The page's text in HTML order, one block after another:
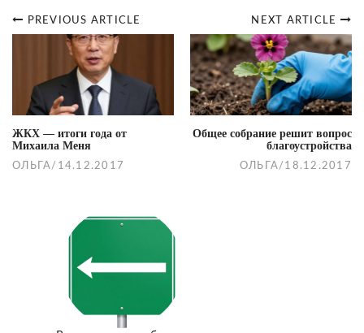
Post
navigation
NEXT ARTICLE
Общее собрание решит вопрос
благоустройства
ОЛЬГА / 18.12.2017
PREVIOUS ARTICLE
ЖКХ — итоги года от
Михаила Меня
ОЛЬГА / 14.12.2017